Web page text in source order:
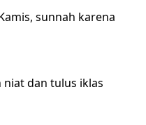
sunnah karena
niat dan tulus iklas